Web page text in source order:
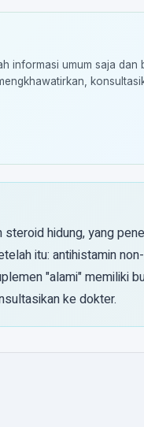
informasi umum saja dan
hidung, yang
itu: antihistamin
"alami" memiliki
ke dokter.